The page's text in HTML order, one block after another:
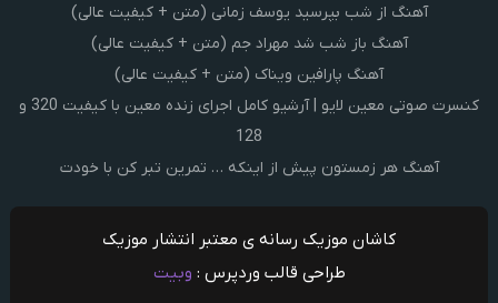
آهنگ از شب بپرسید یوسف زمانی (متن + کیفیت عالی)
آهنگ باز شب شد مهراد جم (متن + کیفیت عالی)
آهنگ پارافین ویناک (متن + کیفیت عالی)
کنسرت صوتی معین لایو | آرشیو کامل اجرای زنده معین با کیفیت 320 و
128
آهنگ هر زمستون پیش از اینکه … تمرین تبر کن با خودت
کاشان موزیک رسانه ی معتبر انتشار موزیک
طراحی قالب وردپرس : وبیت